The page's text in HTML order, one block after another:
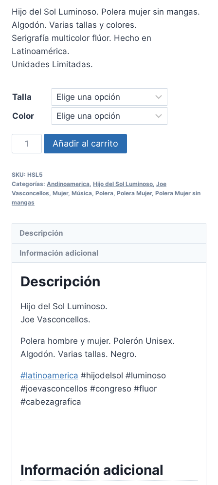
Hijo del Sol Luminoso. Polera mujer sin mangas.
Algodón. Varias tallas y colores.
Serigrafía multicolor flúor. Hecho en
Latinoamérica.
Unidades Limitadas.
Talla
Color
Polera
Hijo
Sol
Luminoso
Mujer
mangas
cantidad
Añadir al carrito
SKU: HSL5
Categorías: Andinoamerica Hijo del Sol Luminoso Joe
Vasconcellos Mujer, Música Polera Polera Mujer, Polera Mujer sin
mangas
Descripción
Información adicional
Descripción
Hijo del Sol Luminoso.
Joe Vasconcellos.
Polera hombre y mujer. Polerón Unisex.
Algodón. Varias tallas. Negro.
#latinoamerica #hijodelsol #luminoso
#joevasconcellos #congreso #fluor
#cabezagrafica
Información adicional